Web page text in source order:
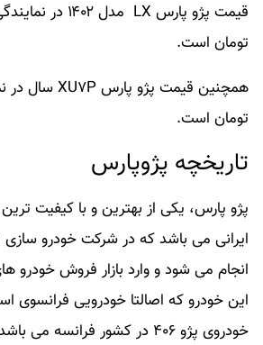
تومان است.
تومان است.
تاریخچه پژوپارس
پژو پارس، یکی از بهترین و با کیفیت
ایرانی می باشد که در شرکت خودرو سازی
انجام می شود و وارد بازار فروش خودرو
این خودرو که اصالتا خودرویی فرانسوی
خودروی پژو ۴۰۶ در کشور